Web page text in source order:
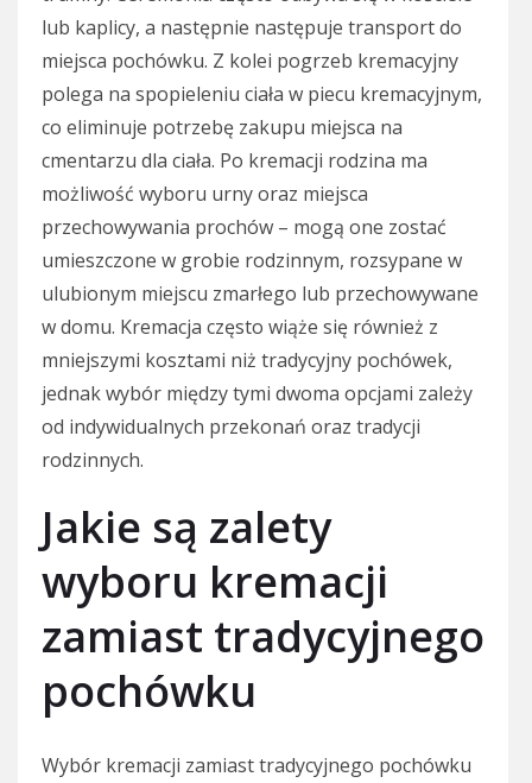
lub kaplicy, a następnie następuje transport do
miejsca pochówku. Z kolei pogrzeb kremacyjny
polega na spopieleniu ciała w piecu kremacyjnym,
co eliminuje potrzebę zakupu miejsca na
cmentarzu dla ciała. Po kremacji rodzina ma
możliwość wyboru urny oraz miejsca
przechowywania prochów – mogą one zostać
umieszczone w grobie rodzinnym, rozsypane w
ulubionym miejscu zmarłego lub przechowywane
w domu. Kremacja często wiąże się również z
mniejszymi kosztami niż tradycyjny pochówek,
jednak wybór między tymi dwoma opcjami zależy
od indywidualnych przekonań oraz tradycji
rodzinnych.
Jakie są zalety
wyboru kremacji
zamiast tradycyjnego
pochówku
Wybór kremacji zamiast tradycyjnego pochówku